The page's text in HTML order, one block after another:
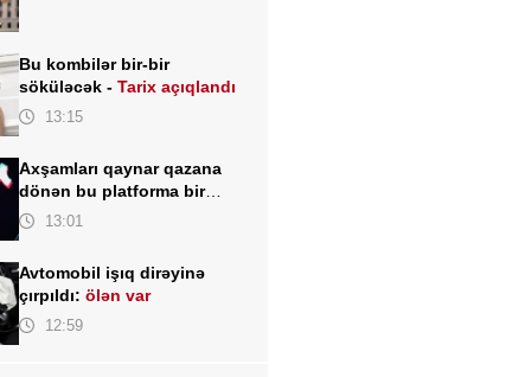
Bu kombilər bir-bir
söküləcək -Tarix açıqlandı
13:15
Axşamları qaynar qazana
dönən bu platforma bir
zümrə qadınlarla dolu olur...
13:01
Avtomobil işıq dirəyinə
çırpıldı: ölən var
12:59